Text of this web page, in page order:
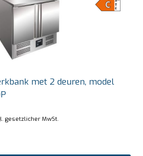
met 2 deuren, model
gesetzlicher MwSt.